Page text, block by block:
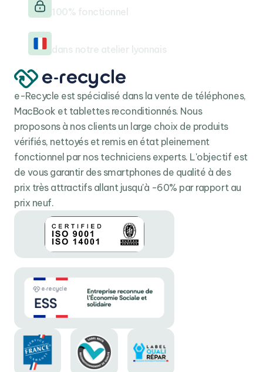
dans notre atelier lyonnais
100% fonctionnel
e-Recycle est spécialisé dans la vente de téléphones,
MacBook et tablettes reconditionnés. Nous
proposons à nos clients un large choix de produits
vérifiés, nettoyés et remis en état pleinement
fonctionnel par nos techniciens experts. L'objectif est
de vous garantir des smartphones de qualité à des
prix très attractifs allant jusqu'à -60% par rapport au
prix neuf.